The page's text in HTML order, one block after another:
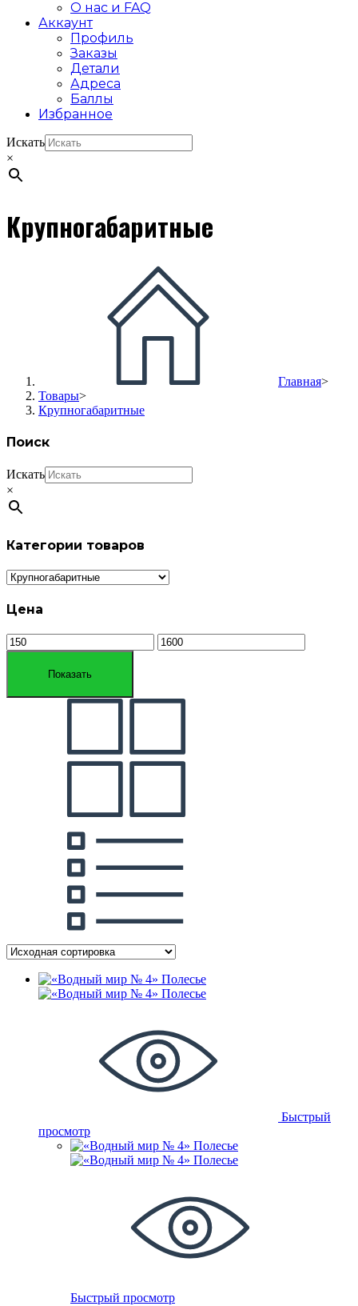
О нас и FAQ
Аккаунт
Профиль
Заказы
Детали
Адреса
Баллы
Избранное
Искать
×
Крупногабаритные
Главная>
Товары>
Крупногабаритные
Поиск
Искать
×
Категории товаров
Цена
Показать
Быстрый
просмотр
Быстрый просмотр